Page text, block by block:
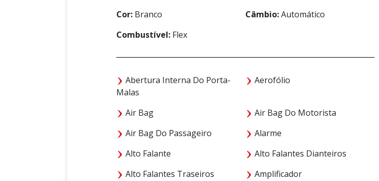
Cor: Branco Câmbio:Automático
Combustível: Flex
Abertura Interna Do Porta-
Malas
Aerofólio
Air Bag
Air Bag Do Motorista
Air Bag Do Passageiro
Alarme
Alto Falante
Alto Falantes Dianteiros
Alto Falantes Traseiros
Amplificador